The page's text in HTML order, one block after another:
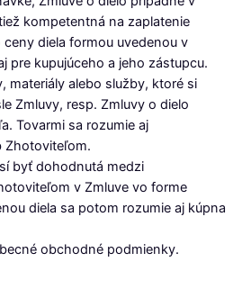
kompetentná na zaplatenie
diela formou uvedenou v
pre kupujúceho a jeho zástupcu.
materiály alebo služby, ktoré si
Zmluvy, resp. Zmluvy o dielo
Tovarmi sa rozumie aj
Zhotoviteľom.
byť dohodnutá medzi
v Zmluve vo forme
diela sa potom rozumie aj kúpna
obchodné podmienky.